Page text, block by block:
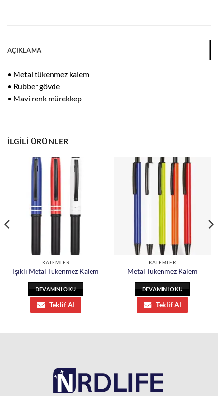
AÇIKLAMA
• Metal tükenmez kalem
• Rubber gövde
• Mavi renk mürekkep
İLGILI ÜRÜNLER
KALEMLER
Işıklı Metal Tükenmez Kalem
DEVAMINI OKU
Teklif Al
KALEMLER
Metal Tükenmez Kalem
DEVAMINI OKU
Teklif Al